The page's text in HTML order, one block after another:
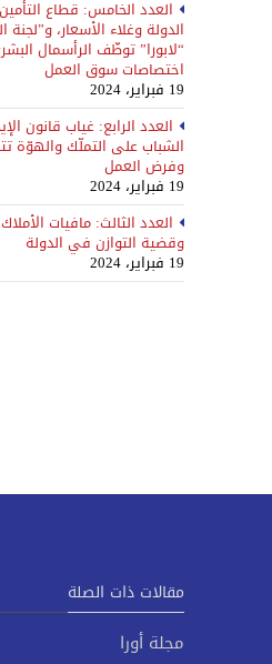
العدد الخامس: قطاع
الدولة وغلاء الأسعار،
“لابورا” توظّف الرأسمال
اختصاصات سوق العمل
19 فبراير، 2024
العدد الرابع: غياب قانون
الشباب على التملّك والهوّة
وفرض العمل
19 فبراير، 2024
العدد الثالث: مافيات
وقضية التوازن في الدولة
19 فبراير، 2024
مقالات ذات الصلة
مجلة أورا